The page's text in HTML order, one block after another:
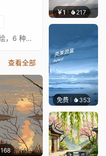
GIF 尺寸 320x200px，80 帧手绘，6 种颜色https://foundation.app/@anasabdinhttps://www.tiktok.com/@anasabdinhttps://www.patreon.com/AnasAbdinhttps://opensea.io/AnasAbdinhttps://www.instagram.com/anasabdin/https://twitter.com/AnasAbdinhttps://anasabdin.tumblr.com/https://www.facebook.com/anastronautgames/https://www.artstation.com/anasabdin
查看全部
168
￥1 217 渔小小
免费 353冰茶Ln